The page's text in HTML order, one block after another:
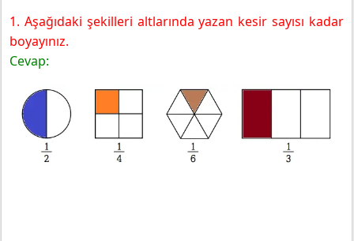
1. Aşağıdaki şekilleri altlarında yazan kesir sayısı kadar
boyayınız.
Cevap: